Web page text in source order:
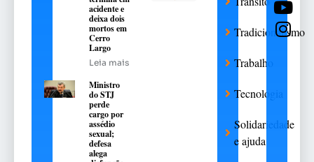
acidente e
deixa dois
mortos em
Cerro
Largo
Leia mais
Ministro
do STJ
perde
cargo por
assédio
sexual;
defesa
alega
Tradicionalismo
Trabalho
Tecnologia
Solidariedade
e ajuda